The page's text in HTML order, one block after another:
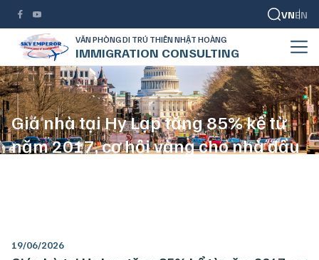
VNEN
VĂN PHÒNG DI TRÚ THIÊN NHẬT HOÀNG
IMMIGRATION CONSULTING
Giá nhà tại Hy Lạp tăng 85% kể từ
năm 2017, cơ hội vàng cho nhà đầu
19/06/2026